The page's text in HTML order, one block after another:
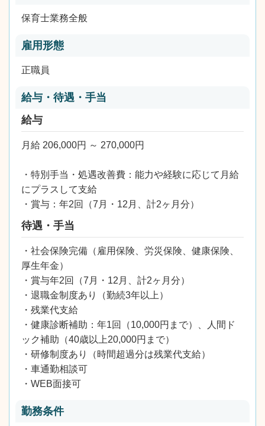
保育士業務全般
雇用形態
正職員
給与・待遇・手当
給与
月給 206,000円 ～ 270,000円
・特別手当・処遇改善費：能力や経験に応じて月給
にプラスして支給
・賞与：年2回（7月・12月、計2ヶ月分）
待遇・手当
・社会保険完備（雇用保険、労災保険、健康保険、
厚生年金）
・賞与年2回（7月・12月、計2ヶ月分）
・退職金制度あり（勤続3年以上）
・残業代支給
・健康診断補助：年1回（10,000円まで）、人間ド
ック補助（40歳以上20,000円まで）
・研修制度あり（時間超過分は残業代支給）
・車通勤相談可
・WEB面接可
勤務条件